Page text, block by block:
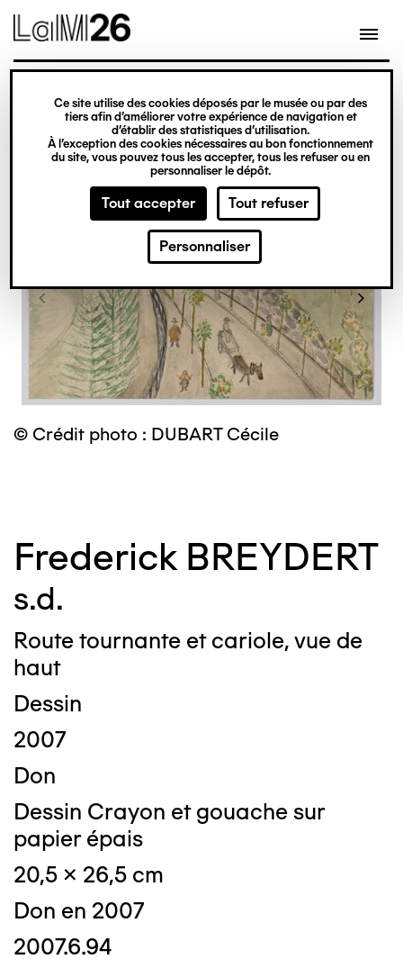
Gestion des cookies
Ce site utilise des cookies déposés par le musée ou par des
tiers afin d’améliorer votre expérience de navigation et
d’établir des statistiques d’utilisation.
À l’exception des cookies nécessaires au bon fonctionnement
du site, vous pouvez tous les accepter, tous les refuser ou en
personnaliser le dépôt.
Tout accepter Tout refuser
Personnaliser
contenu
© Crédit photo : DUBART Cécile
Frederick BREYDERT
s.d.
Route tournante et cariole, vue de
haut
Dessin
2007
Don
Dessin Crayon et gouache sur
papier épais
20,5 x 26,5 cm
Don en 2007
2007.6.94